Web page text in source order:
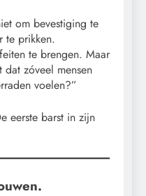
om bevestiging te
te prikken.
te brengen. Maar
zóveel mensen
voelen?”
eerste barst in zijn